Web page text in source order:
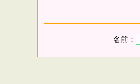
名前：